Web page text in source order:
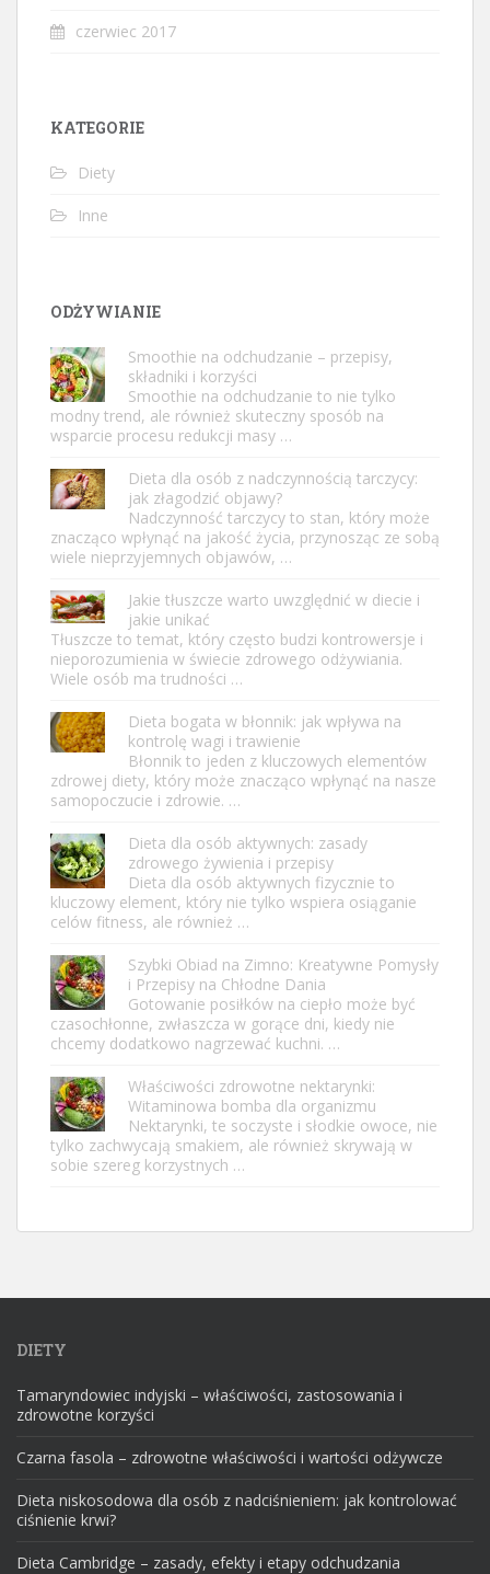
czerwiec 2017
KATEGORIE
Diety
Inne
ODŻYWIANIE
Smoothie na odchudzanie – przepisy,
składniki i korzyści
Smoothie na odchudzanie to nie tylko
modny trend, ale również skuteczny sposób na
wsparcie procesu redukcji masy …
Dieta dla osób z nadczynnością tarczycy:
jak złagodzić objawy?
Nadczynność tarczycy to stan, który może
znacząco wpłynąć na jakość życia, przynosząc ze sobą
wiele nieprzyjemnych objawów, …
Jakie tłuszcze warto uwzględnić w diecie i
jakie unikać
Tłuszcze to temat, który często budzi kontrowersje i
nieporozumienia w świecie zdrowego odżywiania.
Wiele osób ma trudności …
Dieta bogata w błonnik: jak wpływa na
kontrolę wagi i trawienie
Błonnik to jeden z kluczowych elementów
zdrowej diety, który może znacząco wpłynąć na nasze
samopoczucie i zdrowie. …
Dieta dla osób aktywnych: zasady
zdrowego żywienia i przepisy
Dieta dla osób aktywnych fizycznie to
kluczowy element, który nie tylko wspiera osiąganie
celów fitness, ale również …
Szybki Obiad na Zimno: Kreatywne Pomysły
i Przepisy na Chłodne Dania
Gotowanie posiłków na ciepło może być
czasochłonne, zwłaszcza w gorące dni, kiedy nie
chcemy dodatkowo nagrzewać kuchni. …
Właściwości zdrowotne nektarynki:
Witaminowa bomba dla organizmu
Nektarynki, te soczyste i słodkie owoce, nie
tylko zachwycają smakiem, ale również skrywają w
sobie szereg korzystnych …
DIETY
Tamaryndowiec indyjski – właściwości, zastosowania i
zdrowotne korzyści
Czarna fasola – zdrowotne właściwości i wartości odżywcze
Dieta niskosodowa dla osób z nadciśnieniem: jak kontrolować
ciśnienie krwi?
Dieta Cambridge – zasady, efekty i etapy odchudzania